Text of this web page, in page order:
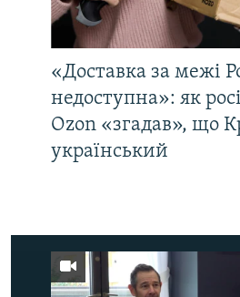
«Доставка за межі
недоступна»: як
Ozon «згадав», що
український